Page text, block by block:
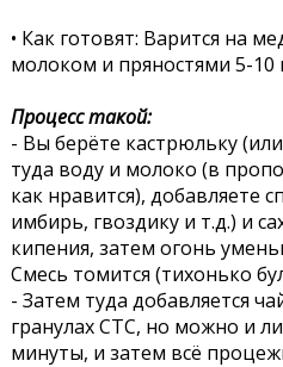
• Как готовят: Варится на
молоком и пряностями 5-10
Процесс такой:
- Вы берёте кастрюльку
туда воду и молоко (в
как нравится), добавляете
имбирь, гвоздику и т.д.) и
кипения, затем огонь
Смесь томится (тихонько
- Затем туда добавляется
гранулах CTC, но можно и
минуты, и затем всё